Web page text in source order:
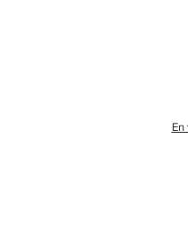
En